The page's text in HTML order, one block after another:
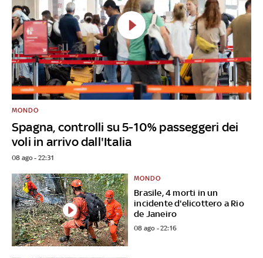
Spagna, controlli su 5-10% passeggeri dei
voli in arrivo dall'Italia
MONDO
08 ago - 22:31
Brasile, 4 morti in un
incidente d'elicottero a Rio
de Janeiro
MONDO
08 ago - 22:16